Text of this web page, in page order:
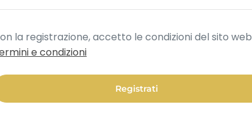
la registrazione, accetto le condizioni del sito web
e condizioni
Registrati